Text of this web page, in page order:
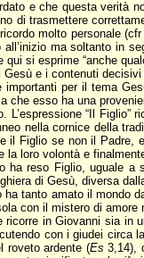
e che questa verità
di trasmettere
molto personale
ma soltanto in
si esprime “anche
e i contenuti
per il tema
esso ha una
“Il
nella cornice della
Figlio se non il Padre,
la loro volontà e
reso Figlio, uguale a
di Gesù, diversa
ha tanto amato il mondo
con il mistero di
ricorre in Giovanni sia
con i giudei circa
roveto ardente (Es 3,14),